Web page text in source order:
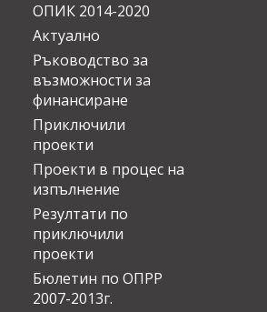
ОПИК 2014-2020
Актуално
Ръководство за
възможности за
финансиране
Приключили
проекти
Проекти в процес на
изпълнение
Резултати по
приключили
проекти
Бюлетин по ОПРР
2007-2013г.